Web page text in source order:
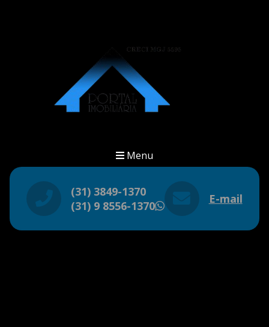
Menu
(31) 3849-1370
(31) 9 8556-1370
WhatsApp
E-mail